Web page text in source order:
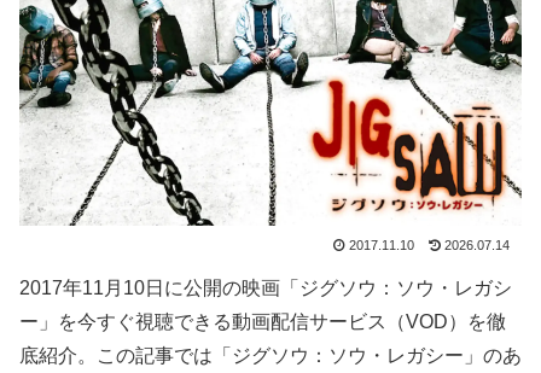
2017.11.10 2026.07.14
2017年11月10日に公開の映画「ジグソウ：ソウ・レガシ
ー」を今すぐ視聴できる動画配信サービス（VOD）を徹
底紹介。この記事では「ジグソウ：ソウ・レガシー」のあ